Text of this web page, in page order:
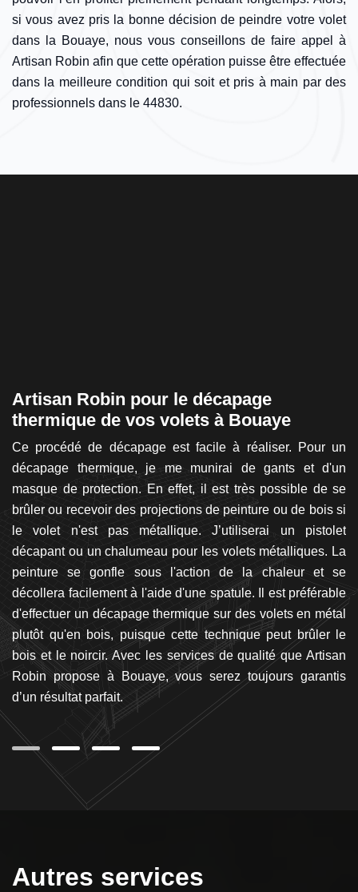
si vous avez pris la bonne décision de peindre votre volet
dans la Bouaye, nous vous conseillons de faire appel à
Artisan Robin afin que cette opération puisse être effectuée
dans la meilleure condition qui soit et pris à main par des
professionnels dans le 44830.
Artisan Robin pour le décapage
thermique de vos volets à Bouaye
Ce procédé de décapage est facile à réaliser. Pour un
décapage thermique, je me munirai de gants et d'un
masque de protection. En effet, il est très possible de se
brûler ou recevoir des projections de peinture ou de bois si
le volet n'est pas métallique. J’utiliserai un pistolet
décapant ou un chalumeau pour les volets métalliques. La
peinture se gonfle sous l'action de la chaleur et se
décollera facilement à l'aide d'une spatule. Il est préférable
d'effectuer un décapage thermique sur des volets en métal
plutôt qu'en bois, puisque cette technique peut brûler le
bois et le noircir. Avec les services de qualité que Artisan
Robin propose à Bouaye, vous serez toujours garantis
d’un résultat parfait.
Autres services